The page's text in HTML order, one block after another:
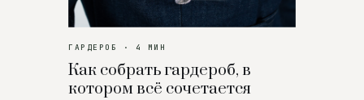
ГАРДЕРОБ · 4 МИН
Как собрать гардероб, в
котором всё сочетается